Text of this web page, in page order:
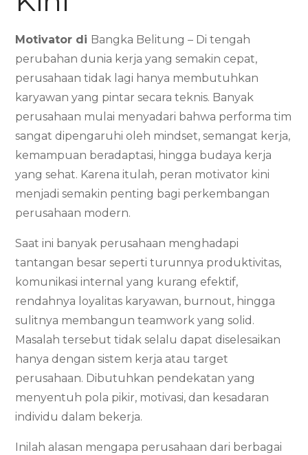
Motivator di Bangka Belitung – Di tengah
perubahan dunia kerja yang semakin cepat,
perusahaan tidak lagi hanya membutuhkan
karyawan yang pintar secara teknis. Banyak
perusahaan mulai menyadari bahwa performa tim
sangat dipengaruhi oleh mindset, semangat kerja,
kemampuan beradaptasi, hingga budaya kerja
yang sehat. Karena itulah, peran motivator kini
menjadi semakin penting bagi perkembangan
perusahaan modern.
Saat ini banyak perusahaan menghadapi
tantangan besar seperti turunnya produktivitas,
komunikasi internal yang kurang efektif,
rendahnya loyalitas karyawan, burnout, hingga
sulitnya membangun teamwork yang solid.
Masalah tersebut tidak selalu dapat diselesaikan
hanya dengan sistem kerja atau target
perusahaan. Dibutuhkan pendekatan yang
menyentuh pola pikir, motivasi, dan kesadaran
individu dalam bekerja.
Inilah alasan mengapa perusahaan dari berbagai